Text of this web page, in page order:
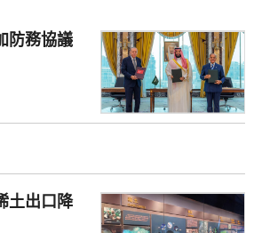
防務協議
土出口降